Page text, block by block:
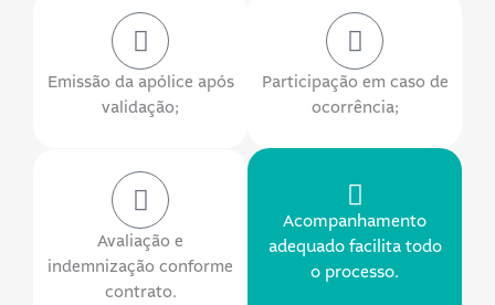
Emissão da apólice após
validação;
Participação em caso de
ocorrência;
Avaliação e
indemnização conforme
contrato.
Acompanhamento
adequado facilita todo
o processo.